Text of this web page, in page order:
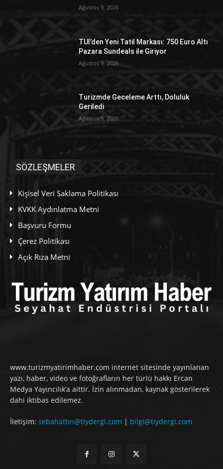
Ağustos 9, 2026
TUI’den Yeni Tatil Markası: 750 Euro Altı
Pazara Sundeals ile Giriyor
Ağustos 9, 2026
Turizmde Geceleme Arttı, Doluluk
Geriledi
Ağustos 9, 2026
SÖZLEŞMELER
Kişisel Veri Saklama Politikası
KVKK Aydınlatma Metni
Başvuru Formu
Çerez Politikası
Açık Rıza Metni
www.turizmyatirimhaber.com internet sitesinde yayınlanan
yazı, haber, video ve fotoğrafların her türlü hakkı Ercan
Medya Yayıncılık’a aittir. İzin alınmadan, kaynak gösterilerek
dahi iktibas edilemez.
İletişim: sebahattin@tiydergi.com | bilgi@tiydergi.com